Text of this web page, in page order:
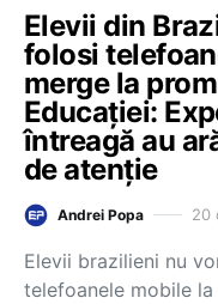
Elevii din
folosi
merge la
Educației:
întreagă au
de atenție
Andrei Popa 20
Elevii brazilieni nu
telefoanele mobile